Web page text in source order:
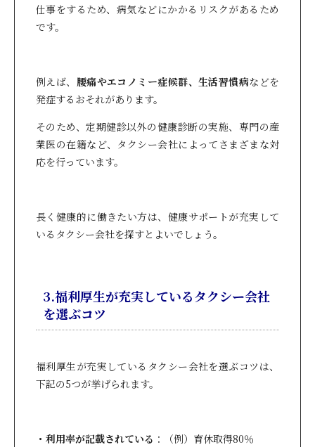
仕事をするため、病気などにかかるリスクがあるため
です。
例えば、 腰痛やエコノミー症候群、生活習慣病などを
発症するおそれがあります。
そのため、定期健診以外の健康診断の実施、専門の産
業医の在籍など、タクシー会社によってさまざまな対
応を行っています。
長く健康的に働きたい方は、健康サポートが充実して
いるタクシー会社を探すとよいでしょう。
3.福利厚生が充実しているタクシー会社
を選ぶコツ
福利厚生が充実しているタクシー会社を選ぶコツは、
下記の5つが挙げられます。
・利用率が記載されている ：（例）育休取得80％